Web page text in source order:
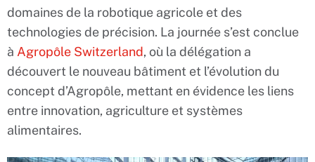
domaines de la robotique agricole et des
technologies de précision. La journée s’est conclue
à Agropôle Switzerland, où la délégation a
découvert le nouveau bâtiment et l’évolution du
concept d’Agropôle, mettant en évidence les liens
entre innovation, agriculture et systèmes
alimentaires.